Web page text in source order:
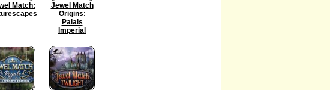
Match:
Jewel Match
Origins:
Palais
Imperial